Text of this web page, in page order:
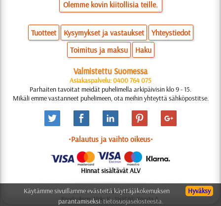
Olemme kovin kiitollisia teille.
Tuotteet Kysymykset ja vastaukset
Yhteystiedot
Toimitus ja maksu
Haku
Valmistettu Suomessa
Asiakaspalvelu: 0400 764 075
Parhaiten tavoitat meidät puhelimella arkipäivisin klo 9 - 15.
Mikäli emme vastanneet puhelimeen, ota meihin yhteyttä sähköpostitse.
•Palautus ja vaihto oikeus•
Hinnat sisältävät ALV
© 2006-2025 Suunnittelu: Natali M.
Koodauksen: Aleks K.; Sisältöä: Konsta A.
Hyväksy
Käytämme sivuillamme evästeitä käyttäjäkokemuksen
parantamiseksi:tietosuojaselosteesta.